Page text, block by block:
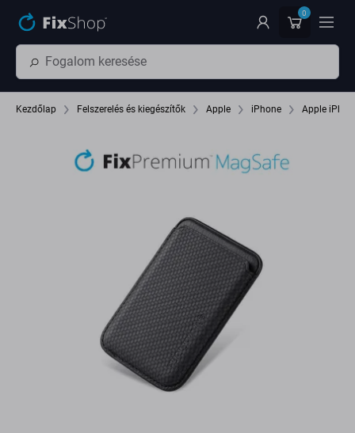
0
Kezdőlap Felszerelés és kiegészítők Apple iPhone Apple